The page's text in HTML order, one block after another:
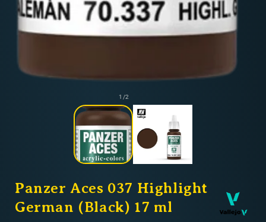
1 /von
2
Panzer Aces 037 Highlight
German (Black) 17 ml